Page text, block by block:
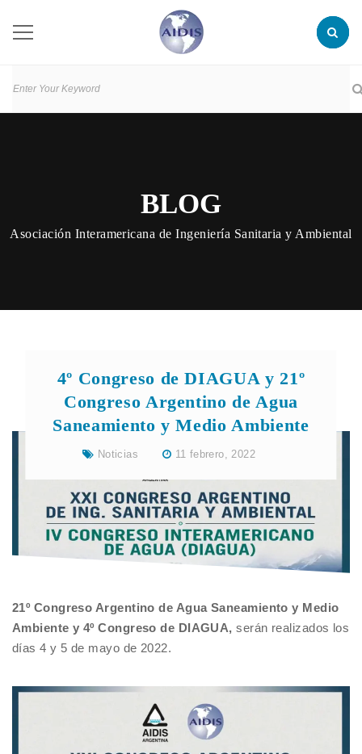
BLOG
Asociación Interamericana de Ingeniería Sanitaria y Ambiental
4º Congreso de DIAGUA y 21º
Congreso Argentino de Agua
Saneamiento y Medio Ambiente
Noticias 11 febrero, 2022
21º Congreso Argentino de Agua Saneamiento y Medio
Ambiente y 4º Congreso de DIAGUA,serán realizados los
días 4 y 5 de mayo de 2022.